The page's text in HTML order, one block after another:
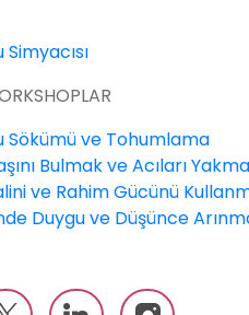
Simyacısı
Sökümü ve Tohumlama
Bulmak ve Acıları
ve Rahim Gücünü
Duygu ve Düşünce